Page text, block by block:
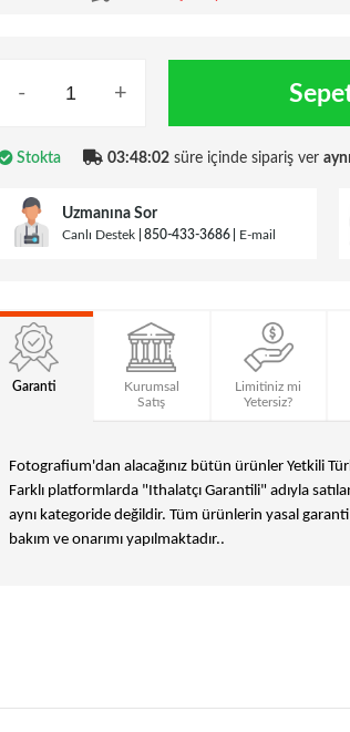
- +
Stokta 03:48:01 süre içinde sipariş ver
Uzmanına Sor
Canlı Destek 850-433-3686 E-mail
Garanti
Kurumsal
Satış
Limitiniz mi
Yetersiz?
Fotografium'dan alacağınız bütün ürünler Yetkili
Farklı platformlarda "Ithalatçı Garantili" adıyla
aynı kategoride değildir. Tüm ürünlerin yasal
bakım ve onarımı yapılmaktadır..